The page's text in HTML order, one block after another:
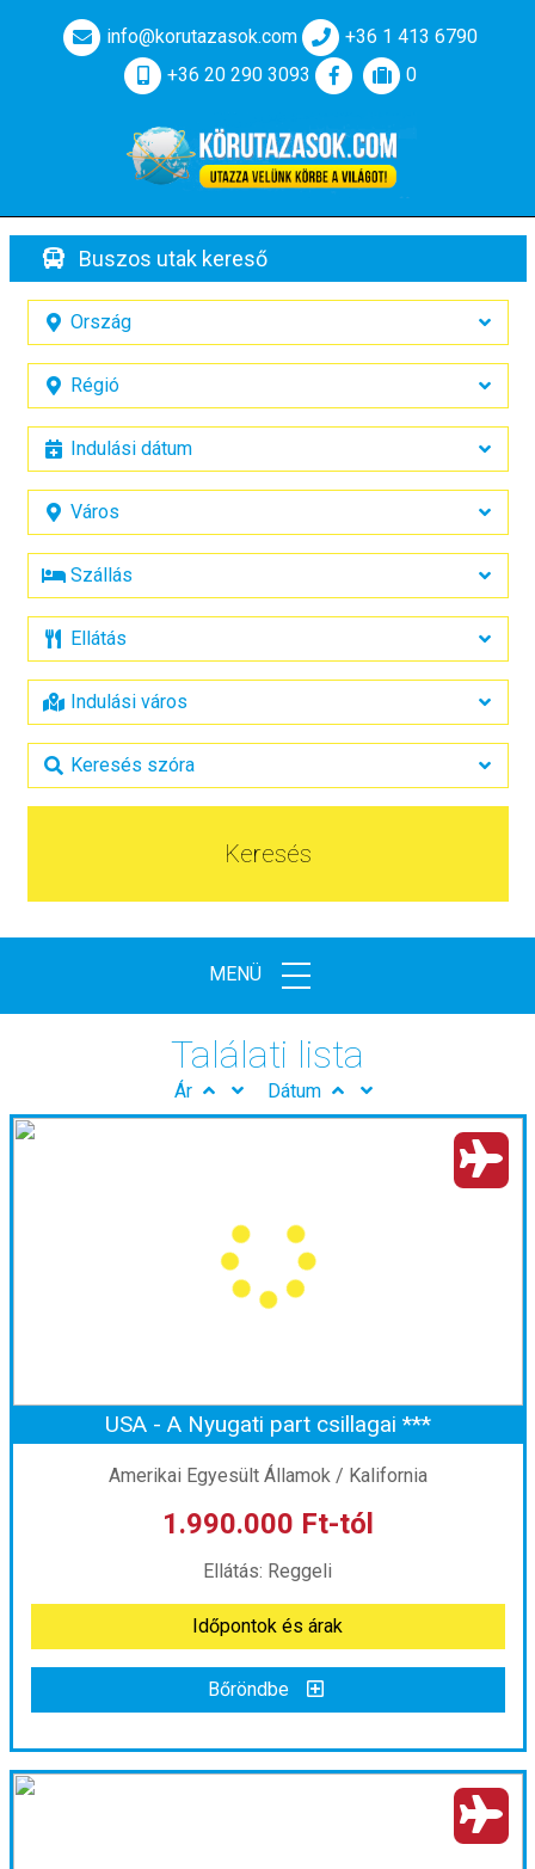
info@korutazasok.com
+36 1 413 6790
+36 20 290 3093
0
Buszos utak kereső
Keresés
MENÜ
Találati lista
Ár Dátum
USA - A Nyugati part csillagai ***
Amerikai Egyesült Államok / Kalifornia
1.990.000 Ft-tól
Ellátás: Reggeli
Időpontok és árak
Bőröndbe
USA - A Nyugati part csillagai ***